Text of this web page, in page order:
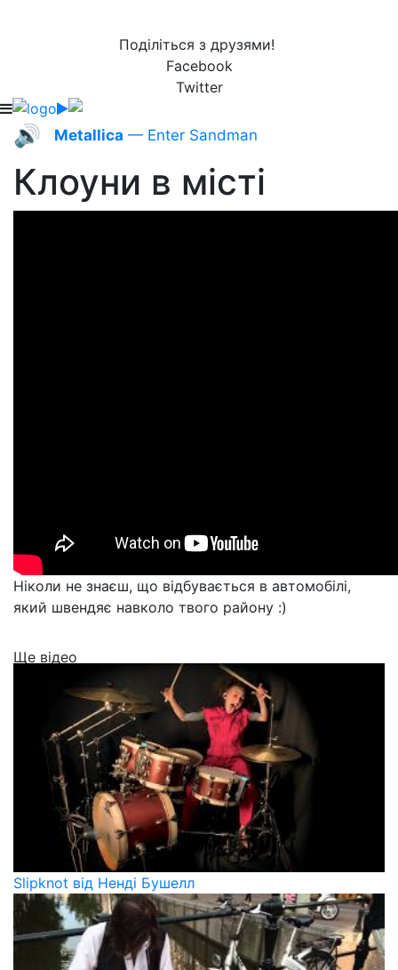
Поділіться з друзями!
Facebook
Twitter
🔊 Metallica — Enter Sandman
Клоуни в місті
Ніколи не знаєш, що відбувається в автомобілі,
який швендяє навколо твого району :)
Ще відео
Slipknot від Ненді Бушелл